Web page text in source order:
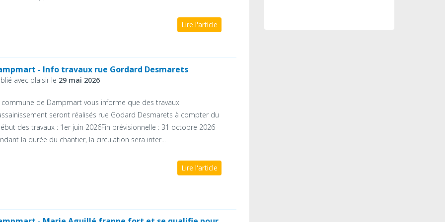
Lire l'article
- Info travaux rue Gordard Desmarets
avec plaisir le 29 mai 2026
commune de Dampmart vous informe que des travaux
seront réalisés rue Godard Desmarets à compter du
des travaux : 1er juin 2026Fin prévisionnelle : 31 octobre 2026
la durée du chantier, la circulation sera inter...
Lire l'article